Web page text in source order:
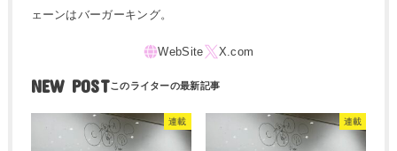
ェーンはバーガーキング。
NEW POST
連載 連載